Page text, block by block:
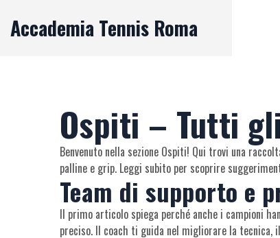
Accademia Tennis Roma
Ospiti – Tutti
Benvenuto nella sezione Ospiti! Qui trovi una
palline e grip. Leggi subito per scoprire
Team di supporto e
Il primo articolo spiega perché anche i campioni
preciso. Il coach ti guida nel migliorare la